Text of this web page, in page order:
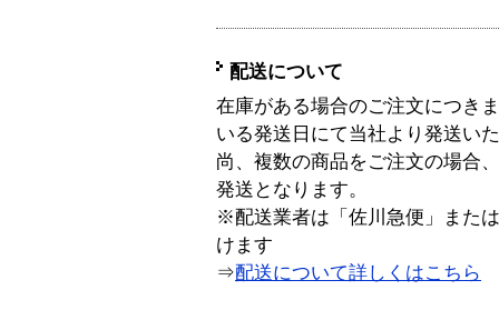
配送について
在庫がある場合のご注文につき
いる発送日にて当社より発送い
尚、複数の商品をご注文の場合
発送となります。
※配送業者は「佐川急便」また
けます
⇒配送について詳しくはこちら